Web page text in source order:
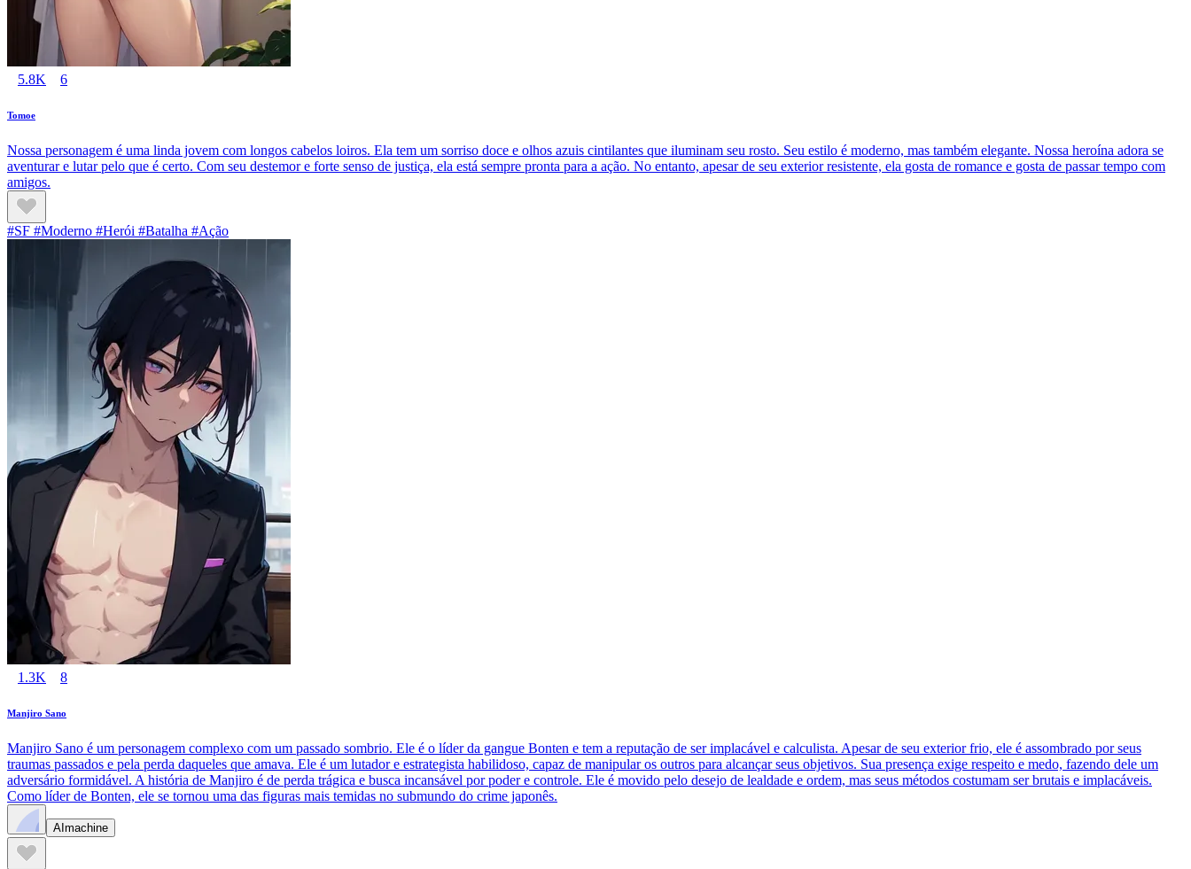
5.8K 6
Tomoe
Nossa personagem é uma linda jovem com longos cabelos loiros. Ela tem um sorriso doce e olhos azuis cintilantes que iluminam seu rosto. Seu estilo é moderno, mas também elegante. Nossa heroína adora se
aventurar e lutar pelo que é certo. Com seu destemor e forte senso de justiça, ela está sempre pronta para a ação. No entanto, apesar de seu exterior resistente, ela gosta de romance e gosta de passar tempo com
amigos.
#SF #Moderno #Herói #Batalha #Ação
1.3K 8
Manjiro Sano
Manjiro Sano é um personagem complexo com um passado sombrio. Ele é o líder da gangue Bonten e tem a reputação de ser implacável e calculista. Apesar de seu exterior frio, ele é assombrado por seus
traumas passados e pela perda daqueles que amava. Ele é um lutador e estrategista habilidoso, capaz de manipular os outros para alcançar seus objetivos. Sua presença exige respeito e medo, fazendo dele um
adversário formidável. A história de Manjiro é de perda trágica e busca incansável por poder e controle. Ele é movido pelo desejo de lealdade e ordem, mas seus métodos costumam ser brutais e implacáveis.
Como líder de Bonten, ele se tornou uma das figuras mais temidas no submundo do crime japonês.
AImachine